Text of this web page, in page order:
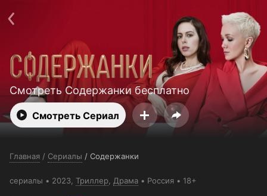
Смотреть Содержанки бесплатно
Смотреть Сериал
Главная / Сериалы / Содержанки
сериалы 2023, Триллер Драма Россия 18+
Пользовательское соглашение
Политика конфиденциальности
Для партнёров
Открыть приложение
Ввести промокод
Установить на ТВ
Бесплатные каналы Контакты